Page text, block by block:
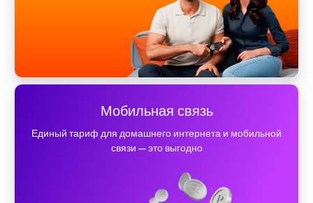
Мобильная связь
Единый тариф для домашнего интернета и мобильной
связи — это выгодно